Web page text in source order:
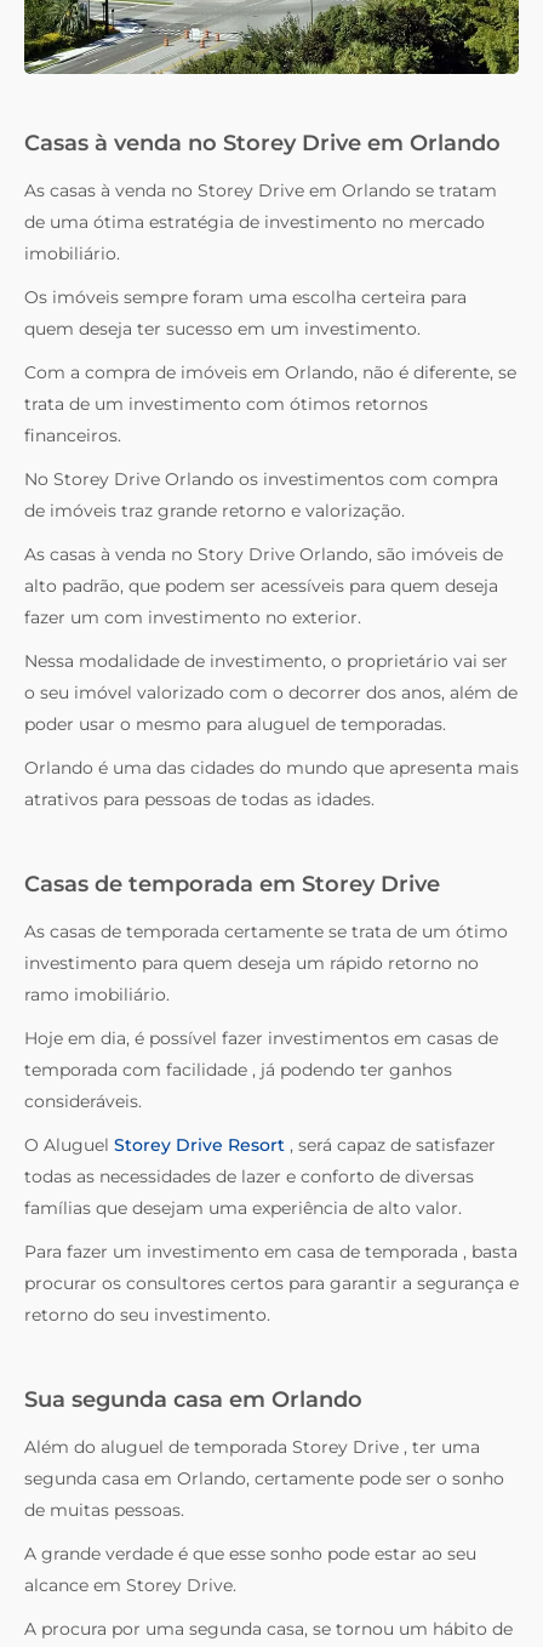
Casas à venda no Storey Drive em Orlando
As casas à venda no Storey Drive em Orlando se tratam
de uma ótima estratégia de investimento no mercado
imobiliário.
Os imóveis sempre foram uma escolha certeira para
quem deseja ter sucesso em um investimento.
Com a compra de imóveis em Orlando, não é diferente, se
trata de um investimento com ótimos retornos
financeiros.
No Storey Drive Orlando os investimentos com compra
de imóveis traz grande retorno e valorização.
As casas à venda no Story Drive Orlando, são imóveis de
alto padrão, que podem ser acessíveis para quem deseja
fazer um com investimento no exterior.
Nessa modalidade de investimento, o proprietário vai ser
o seu imóvel valorizado com o decorrer dos anos, além de
poder usar o mesmo para aluguel de temporadas.
Orlando é uma das cidades do mundo que apresenta mais
atrativos para pessoas de todas as idades.
Casas de temporada em Storey Drive
As casas de temporada certamente se trata de um ótimo
investimento para quem deseja um rápido retorno no
ramo imobiliário.
Hoje em dia, é possível fazer investimentos em casas de
temporada com facilidade , já podendo ter ganhos
consideráveis.
O Aluguel Storey Drive Resort , será capaz de satisfazer
todas as necessidades de lazer e conforto de diversas
famílias que desejam uma experiência de alto valor.
Para fazer um investimento em casa de temporada , basta
procurar os consultores certos para garantir a segurança e
retorno do seu investimento.
Sua segunda casa em Orlando
Além do aluguel de temporada Storey Drive , ter uma
segunda casa em Orlando, certamente pode ser o sonho
de muitas pessoas.
A grande verdade é que esse sonho pode estar ao seu
alcance em Storey Drive.
A procura por uma segunda casa, se tornou um hábito de